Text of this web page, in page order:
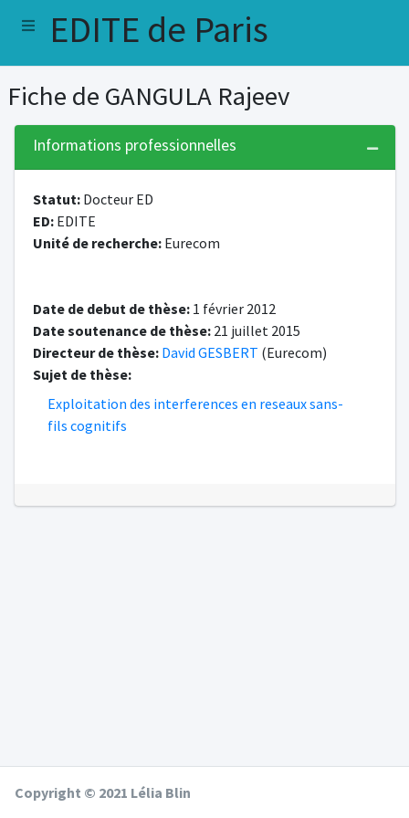
EDITE de Paris
Fiche de GANGULA Rajeev
Informations professionnelles
Statut: Docteur ED
ED: EDITE
Unité de recherche: Eurecom
Date de debut de thèse: 1 février 2012
Date soutenance de thèse: 21 juillet 2015
Directeur de thèse: David GESBERT (Eurecom)
Sujet de thèse:
Exploitation des interferences en reseaux sans-
fils cognitifs
Copyright © 2021 Lélia Blin